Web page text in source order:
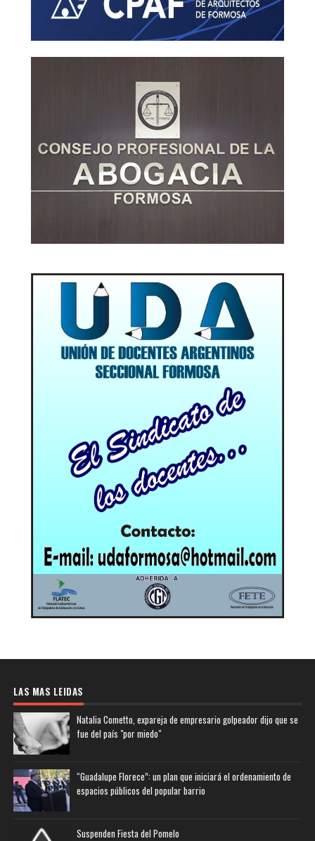
LAS MAS LEIDAS
Natalia Cometto, expareja de empresario golpeador dijo que se
fue del país "por miedo"
“Guadalupe Florece”: un plan que iniciará el ordenamiento de
espacios públicos del popular barrio
Suspenden Fiesta del Pomelo